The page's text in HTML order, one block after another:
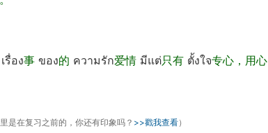
เรื่อง事 ของ的 ความรัก爱情 มีแต่只有 ตั้งใจ专心，用心
里是在复习之前的，你还有印象吗？ >>戳我查看）